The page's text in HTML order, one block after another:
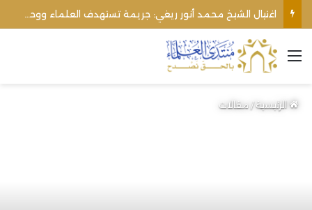
القائمة
الرئيسية/مقالات